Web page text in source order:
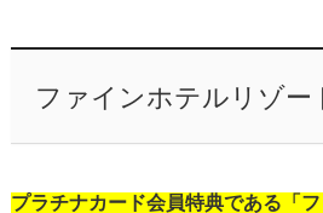
ファインホテルリゾー
プラチナカード会員特典である「